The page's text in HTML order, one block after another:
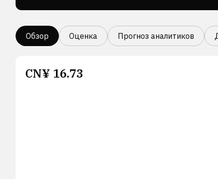
Обзор Оценка Прогноз аналитиков
CN¥ 16.73